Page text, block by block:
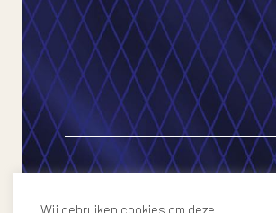
Wij gebruiken cookies om deze